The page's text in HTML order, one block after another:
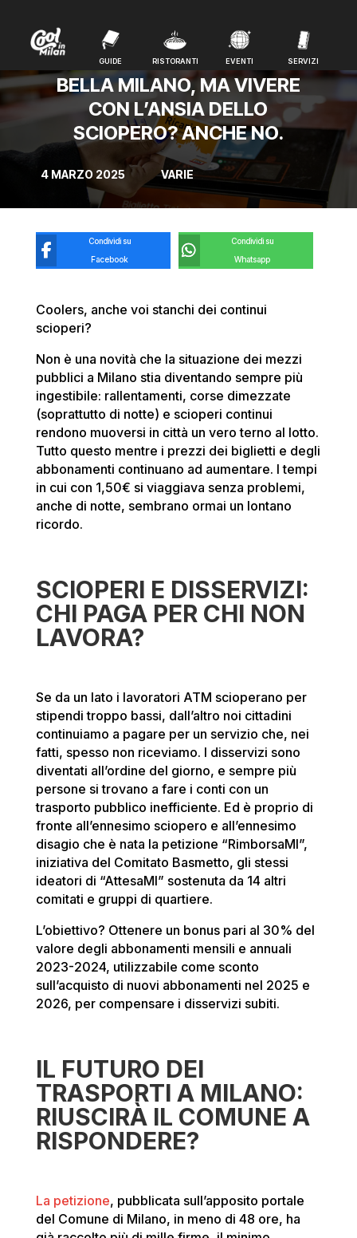
GUIDE RISTORANTI EVENTI SERVIZI
GUIDE RISTORANTI EVENTI SERVIZI
BELLA MILANO, MA VIVERE
CON L’ANSIA DELLO
SCIOPERO? ANCHE NO.
4 MARZO 2025 VARIE
Condividi su
Facebook
Condividi su
Whatsapp
Coolers, anche voi stanchi dei continui
scioperi?
Non è una novità che la situazione dei mezzi
pubblici a Milano stia diventando sempre più
ingestibile: rallentamenti, corse dimezzate
(soprattutto di notte) e scioperi continui
rendono muoversi in città un vero terno al lotto.
Tutto questo mentre i prezzi dei biglietti e degli
abbonamenti continuano ad aumentare. I tempi
in cui con 1,50€ si viaggiava senza problemi,
anche di notte, sembrano ormai un lontano
ricordo.
SCIOPERI E DISSERVIZI:
CHI PAGA PER CHI NON
LAVORA?
Se da un lato i lavoratori ATM scioperano per
stipendi troppo bassi, dall’altro noi cittadini
continuiamo a pagare per un servizio che, nei
fatti, spesso non riceviamo. I disservizi sono
diventati all’ordine del giorno, e sempre più
persone si trovano a fare i conti con un
trasporto pubblico inefficiente. Ed è proprio di
fronte all’ennesimo sciopero e all’ennesimo
disagio che è nata la petizione “RimborsaMI”,
iniziativa del Comitato Basmetto, gli stessi
ideatori di “AttesaMI” sostenuta da 14 altri
comitati e gruppi di quartiere.
L’obiettivo? Ottenere un bonus pari al 30% del
valore degli abbonamenti mensili e annuali
2023-2024, utilizzabile come sconto
sull’acquisto di nuovi abbonamenti nel 2025 e
2026, per compensare i disservizi subiti.
IL FUTURO DEI
TRASPORTI A MILANO:
RIUSCIRÀ IL COMUNE A
RISPONDERE?
La petizione, pubblicata sull’apposito portale
del Comune di Milano, in meno di 48 ore, ha